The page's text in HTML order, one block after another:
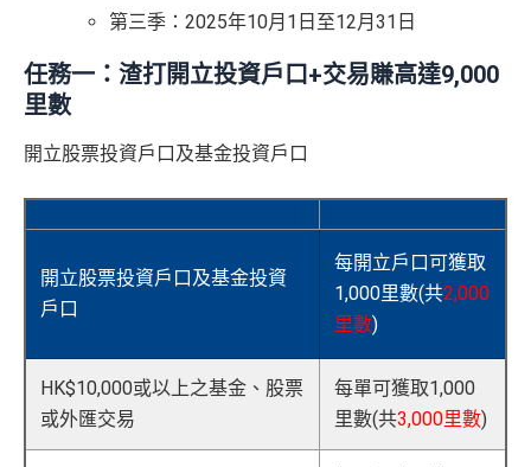
第三季：2025年10月1日至12月31日
任務一：渣打開立投資戶口+交易賺高達9,000
里數
開立股票投資戶口及基金投資戶口
開立股票投資戶口及基金投資
戶口
每開立戶口可獲取
1,000里數(共2,000
里數)​
HK$10,000或以上之基金、股票
或外匯交易
每單可獲取1,000
里數(共3,000里數)​